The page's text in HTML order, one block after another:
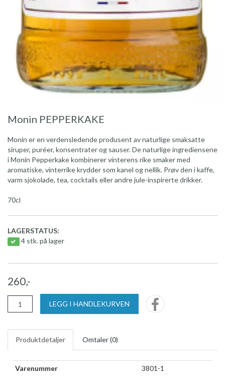
Monin PEPPERKAKE
Monin er en verdensledende produsent av naturlige smaksatte
siruper, puréer, konsentrater og sauser. De naturlige ingrediensene
i Monin Pepperkake kombinerer vinterens rike smaker med
aromatiske, vinterrike krydder som kanel og nellik. Prøv den i kaffe,
varm sjokolade, tea, cocktails eller andre jule-inspirerte drikker.
70cl
LAGERSTATUS:
4 stk. på lager
260,-
LEGG I HANDLEKURVEN
Produktdetaljer Omtaler (0)
Varenummer 3801-1